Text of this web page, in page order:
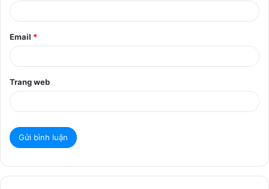
*
Email *
Trang web